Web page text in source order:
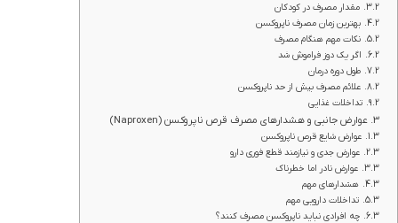
مقدار مصرف در کودکان
بهترین زمان مصرف ناپروکسن
نکات مهم هنگام مصرف
اگر یک دوز فراموش شد
طول دوره درمان
علائم مصرف بیش از حد ناپروکسن
تداخلات غذایی
عوارض جانبی و هشدارهای مصرف قرص ناپروکسن (Naproxen)
عوارض شایع قرص ناپروکسن
عوارض جدی و نیازمند قطع فوری دارو
عوارض نادر اما خطرناک
هشدارهای مهم
تداخلات دارویی مهم
چه افرادی نباید ناپروکسن مصرف کنند؟